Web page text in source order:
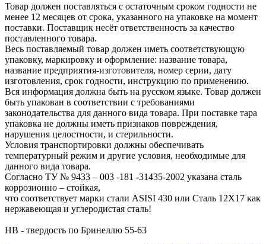
Товар должен поставляться с остаточным сроком годности не
менее 12 месяцев от срока, указанного на упаковке на момент
поставки. Поставщик несёт ответственность за качество
поставленного товара.
Весь поставляемый товар должен иметь соответствующую
упаковку, маркировку и оформление: название товара,
название предприятия-изготовителя, номер серии, дату
изготовления, срок годности, инструкцию по применению.
Вся информация должна быть на русском языке. Товар должен
быть упакован в соответствии с требованиями
законодательства для данного вида товара. При поставке тара
упаковка не должны иметь признаков повреждения,
нарушения целостности, и стерильности.
Условия транспортировки должны обеспечивать
температурный режим и другие условия, необходимые для
данного вида товара.
Согласно ТУ № 9433 – 003 -181 -31435-2002 указана сталь
коррозионно – стойкая,
что соответствует марки стали ASISI 430 или Сталь 12Х17 как
нержавеющая и углеродистая сталь!
HB - твердость по Бринеллю 55-63